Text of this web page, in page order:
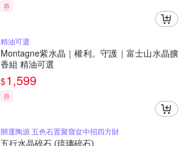
券
精油可選
Montagne紫水晶｜權利。守護｜富士山水晶擴
香組 精油可選
$1,599
券
開運陶源 五色石置聚寶盆中招四方財
五行水晶碎石 (琉璃碎石)